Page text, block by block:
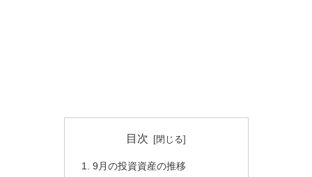
目次
9月の投資資産の推移